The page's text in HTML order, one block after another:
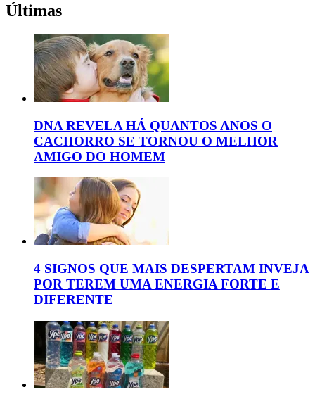
Últimas
DNA REVELA HÁ QUANTOS ANOS O
CACHORRO SE TORNOU O MELHOR
AMIGO DO HOMEM
4 SIGNOS QUE MAIS DESPERTAM INVEJA
POR TEREM UMA ENERGIA FORTE E
DIFERENTE